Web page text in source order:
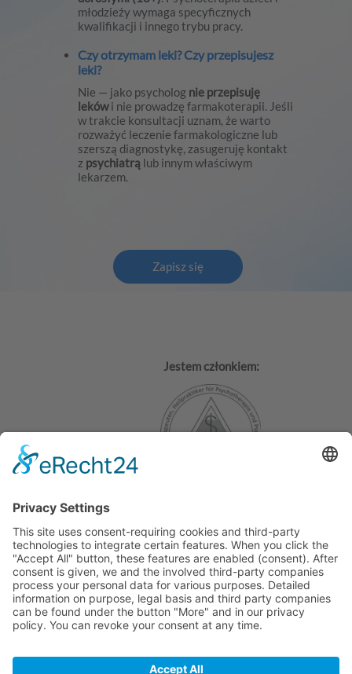
młodzieży wymaga specyficznych
kwalifikacji i innego trybu pracy.
Czy otrzymam leki? Czy przepisujesz
leki?
Nie — jako psycholog nie przepisuję
lekówi nie prowadzę farmakoterapii. Jeśli
w trakcie konsultacji uznam, że warto
rozważyć leczenie farmakologiczne lub
szerszą diagnostykę, zasugeruję kontakt
z psychiatrą lub innym właściwym
lekarzem.
Zapisz się
Jestem członkiem:
Impressum
psycholog
psychoterapeuta*
Heilpraktiker für Psychotherapie
Adres Praxis:
Käthe-Niederkirchner-Straße 3
10407 BERLIN (Prenzlauerberg)
tel. 0162 657 2425